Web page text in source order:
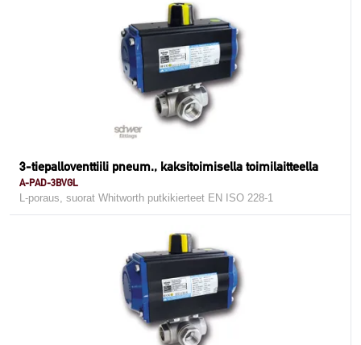
3-tiepalloventtiili pneum., kaksitoimisella toimilaitteella
A-PAD-3BVGL
L-poraus, suorat Whitworth putkikierteet EN ISO 228-1